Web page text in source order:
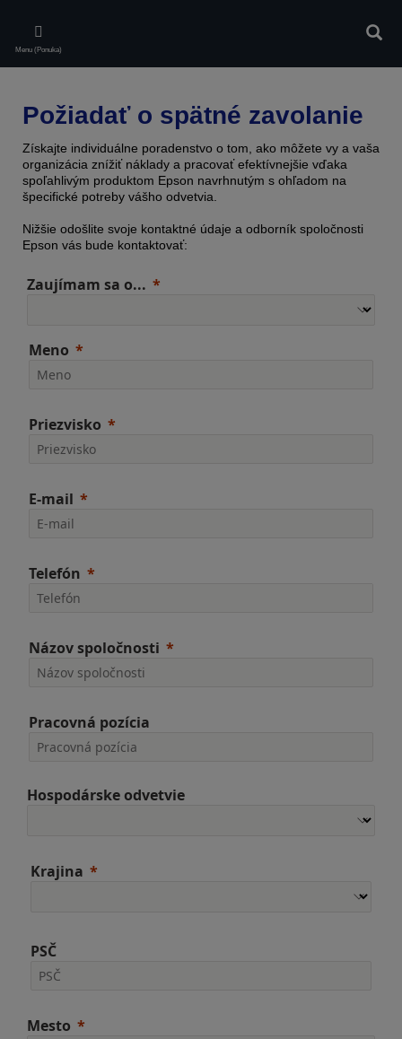
main
content
Menu (Ponuka)
Požiadať o spätné zavolanie
Získajte individuálne poradenstvo o tom, ako môžete vy a vaša
organizácia znížiť náklady a pracovať efektívnejšie vďaka
spoľahlivým produktom Epson navrhnutým s ohľadom na
špecifické potreby vášho odvetvia.
Nižšie odošlite svoje kontaktné údaje a odborník spoločnosti
Epson vás bude kontaktovať:
Zaujímam sa o...
Meno
Priezvisko
E-mail
Telefón
Názov spoločnosti
Pracovná pozícia
Hospodárske odvetvie
Krajina
PSČ
Mesto